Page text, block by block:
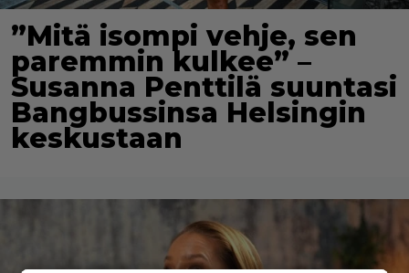
”Mitä isompi vehje, sen
paremmin kulkee” –
Susanna Penttilä suuntasi
Bangbussinsa Helsingin
keskustaan